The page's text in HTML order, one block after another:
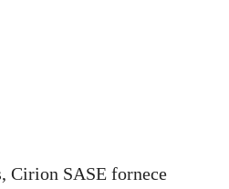
Cirion SASE fornece